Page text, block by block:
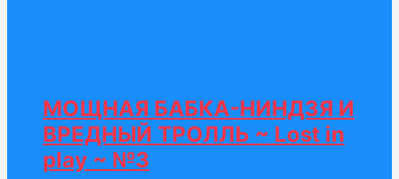
МОЩНАЯ БАБКА-НИНДЗЯ И
ВРЕДНЫЙ ТРОЛЛЬ ~ Lost in
play ~ №3